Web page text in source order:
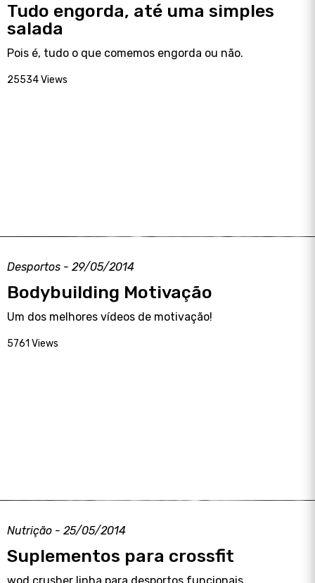
Tudo engorda, até uma simples
salada
Pois é, tudo o que comemos engorda ou não.
25534 Views
Desportos - 29/05/2014
Bodybuilding Motivação
Um dos melhores vídeos de motivação!
5761 Views
Nutrição - 25/05/2014
Suplementos para crossfit